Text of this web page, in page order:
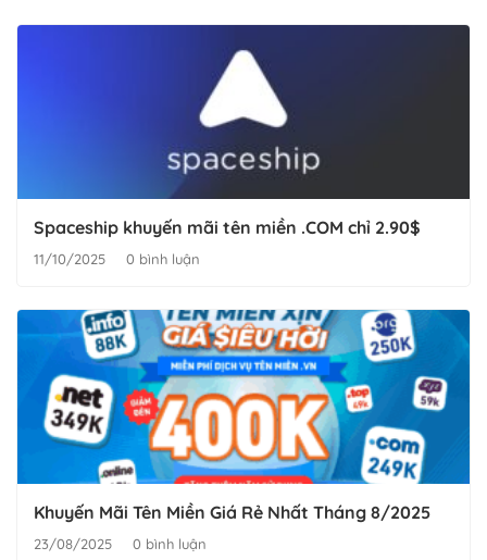
Spaceship khuyến mãi tên miền .COM chỉ 2.90$
11/10/2025 0 bình luận
Khuyến Mãi Tên Miền Giá Rẻ Nhất Tháng 8/2025
23/08/2025 0 bình luận